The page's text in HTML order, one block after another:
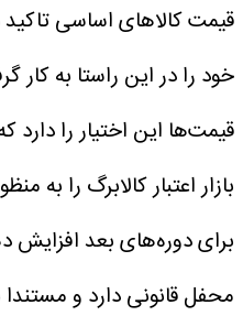
قیمت کالا‌های اساسی تاکید
خود را در این راستا به کار
قیمت‌ها این اختیار را
بازار اعتبار کالابرگ را به
برای دوره‌های بعد افزایش
محفل قانونی دارد و